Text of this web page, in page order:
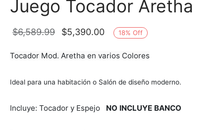
Juego Tocador Aretha
$6,589.99
El precio
era:
$5,390.00 El precio
$5,390.00.
18% Off
Tocador Mod. Aretha en varios Colores
Ideal para una habitación o Salón de diseño moderno.
Incluye: Tocador y Espejo NO INCLUYE BANCO
ocasional
Cama
para comedor
para comedor
doble